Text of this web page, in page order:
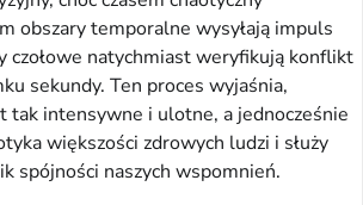
obszary temporalne wysyłają impuls
czołowe natychmiast weryfikują konflikt
sekundy. Ten proces wyjaśnia,
tak intensywne i ulotne, a jednocześnie
większości zdrowych ludzi i służy
spójności naszych wspomnień.